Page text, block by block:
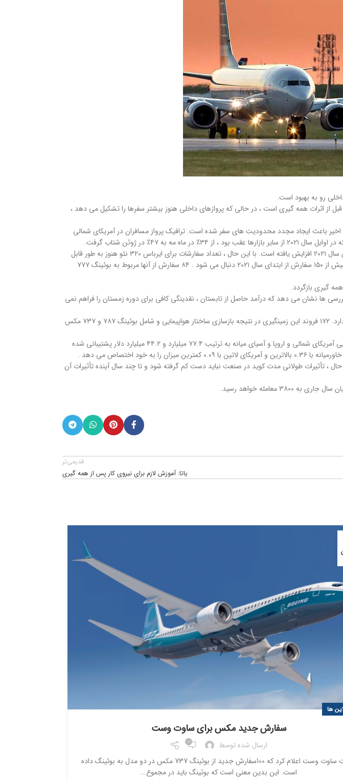
رو به بهبود است.
ایبا ، تقریباً ۴۰۰۰۰۰ پرواز مسافری بین المللی در ژوئن ۲۰۲۱ انجام شده است که بالاترین میزان از مارس ۲۰۲۰ و قبل از اثرات همه گیری است ، در حالی که پروازهای داخلی هنوز بیشتر سفرها را تشکیل می دهد ،
اخیر باعث ایجاد مجدد محدودیت های سفر شده است. ترافیک پرواز مسافران در آمریکای شمالی
سفارشات بوئینگ ۷۳۷ مکس از ابتدای سال ۲۰۲۱ با ۴۹۰ سفارش در مقایسه با ۱۳۷ هواپیمای خانواده ایرباس ۳۲۰ نئو از ابتدای سال ۲۰۲۱ افزایش یافته است. با این حال ، تعداد سفارشات برای ایرباس ۳۲۰ نئو هنوز به طور قابل
توجهی از بوئینگ ۷۳۷ مکس با ۵۶۳۸ به ۴۱۷۶ جلوتر است. تعهدات شرکت های هواپیمایی برای هواپیماهای پهن پیکر نیز با بیش از ۱۵۰ سفارش از ابتدای سال ۲۰۲۱ دنبال می شود . ۸۴ سفارش از آنها مربوط به بوئینگ ۷۷۷
ها نشان می دهد که درآمد حاصل از تابستان ، نقدینگی کافی برای دوره زمستان را فراهم نمی
ضرر های شرکت های هواپیمایی در سال ۲۰۲۰ با ۴۴۷ هواپیما که همچنان زمین گیر هستند ، تأثیر پایداری در بازار هواپیمایی دارد. ۱۷۲ فروند این زمینگیری در نتیجه بازسازی ساختار هواپیمایی و شامل بوئینگ ۷۸۷ و ۷۳۷ مکس
دولت های سراسر جهان از ژوئن ۲۰۲۱ حدود ۱۷۰ میلیارد دلار از شرکتهای هواپیمایی خود پشتیبانی کرده اند . شرکتهای هواپیمایی آمریکای شمالی و اروپا و آسیای میانه به ترتیب ۷۷.۴ میلیارد و ۴۴.۲ میلیارد دلار پشتیبانی شده
، تأثیرات طولانی مدت کوید در صنعت نباید دست کم گرفته شود و تا چند سال آینده تأثیرات آن
قدیمی‌تر
یاتا: آموزش لازم برای نیروی کار پس از همه گیری
ها
سفارش جدید مکس برای ساوت وست
ارسال شده توسط 0
شرکت ساوت وست اعلام کرد که 100سفارش جدید از بوئینگ 737 مکس در دو مدل به بوئینگ داده
است. این بدین معنی است که بوئینگ باید در مجموع...